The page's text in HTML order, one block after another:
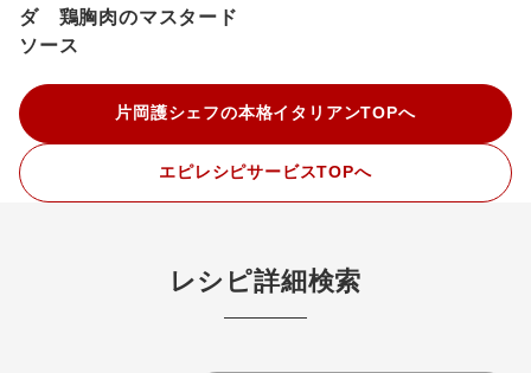
ダ 鶏胸肉のマスタード
ソース
片岡護シェフの本格イタリアンTOPへ
エピレシピサービスTOPへ
レシピ詳細検索